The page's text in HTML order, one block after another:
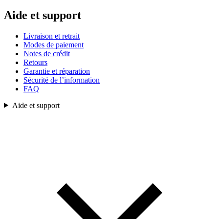
Aide et support
Livraison et retrait
Modes de paiement
Notes de crédit
Retours
Garantie et réparation
Sécurité de l’information
FAQ
Aide et support